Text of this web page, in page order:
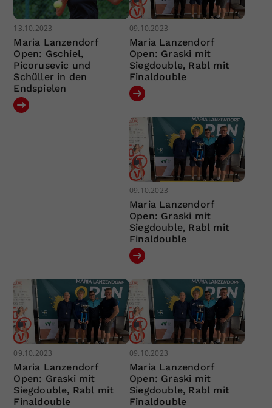
13.10.2023
Maria Lanzendorf
Open: Gschiel,
Picorusevic und
Schüller in den
Endspielen
09.10.2023
Maria Lanzendorf
Open: Graski mit
Siegdouble, Rabl mit
Finaldouble
09.10.2023
Maria Lanzendorf
Open: Graski mit
Siegdouble, Rabl mit
Finaldouble
09.10.2023
Maria Lanzendorf
Open: Graski mit
Siegdouble, Rabl mit
Finaldouble
09.10.2023
Maria Lanzendorf
Open: Graski mit
Siegdouble, Rabl mit
Finaldouble